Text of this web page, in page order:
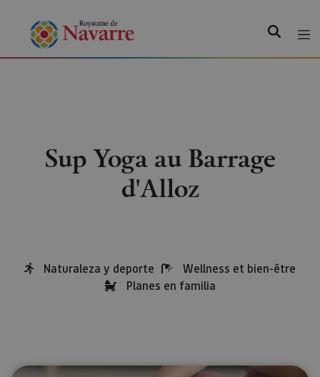
Sup Yoga au Barrage
d'Alloz
Naturaleza y deporte
Wellness et bien-être
Planes en familia